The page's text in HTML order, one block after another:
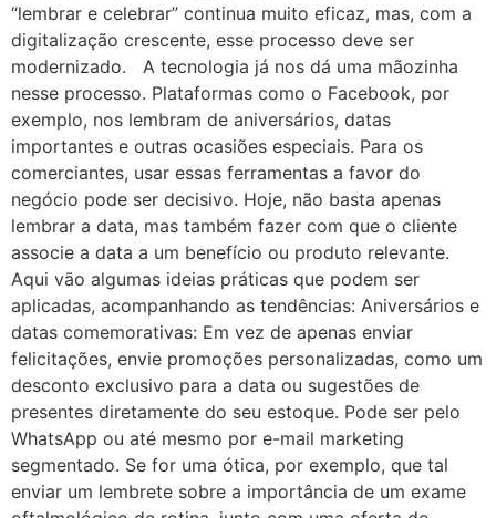
“lembrar e celebrar” continua muito eficaz, mas, com a
digitalização crescente, esse processo deve ser
modernizado. A tecnologia já nos dá uma mãozinha
nesse processo. Plataformas como o Facebook, por
exemplo, nos lembram de aniversários, datas
importantes e outras ocasiões especiais. Para os
comerciantes, usar essas ferramentas a favor do
negócio pode ser decisivo. Hoje, não basta apenas
lembrar a data, mas também fazer com que o cliente
associe a data a um benefício ou produto relevante.
Aqui vão algumas ideias práticas que podem ser
aplicadas, acompanhando as tendências: Aniversários e
datas comemorativas: Em vez de apenas enviar
felicitações, envie promoções personalizadas, como um
desconto exclusivo para a data ou sugestões de
presentes diretamente do seu estoque. Pode ser pelo
WhatsApp ou até mesmo por e-mail marketing
segmentado. Se for uma ótica, por exemplo, que tal
enviar um lembrete sobre a importância de um exame